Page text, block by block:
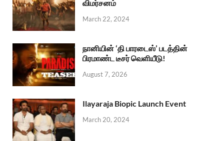
விமர்சனம்
March 22, 2024
நானியின் ‘தி பாரடைஸ்’ படத்தின்
பிரமாண்ட டீசர் வெளியீடு!
August 7, 2026
Ilayaraja Biopic Launch Event
March 20, 2024